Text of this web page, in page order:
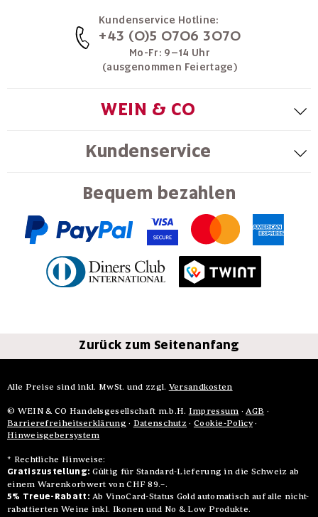
Kundenservice Hotline:
+43 (0)5 0706 3070
Mo-Fr: 9–14 Uhr
(ausgenommen Feiertage)
WEIN & CO
Kundenservice
Bequem bezahlen
Zurück zum Seitenanfang
Alle Preise sind inkl. MwSt. und zzgl. Versandkosten
© WEIN & CO Handelsgesellschaft m.b.H. Impressum · AGB ·
Barrierefreiheitserklärung · Datenschutz · Cookie-Policy·
Hinweisgebersystem
* Rechtliche Hinweise:
Gratiszustellung: Gültig für Standard-Lieferung in die Schweiz ab
einem Warenkorbwert von CHF 89.–.
5% Treue-Rabatt: Ab VinoCard-Status Gold automatisch auf alle nicht-
rabattierten Weine inkl. Ikonen und No & Low Produkte.